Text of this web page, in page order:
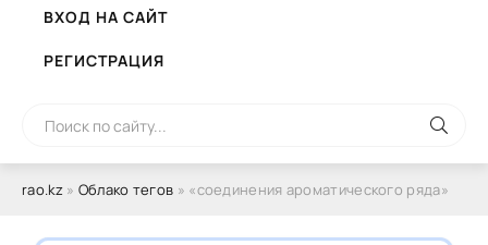
ВХОД НА САЙТ
РЕГИСТРАЦИЯ
rao.kz» Облако тегов » «соединения ароматического ряда»